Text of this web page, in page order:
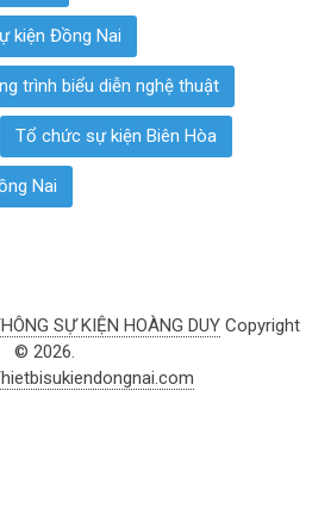
kiện Đồng Nai
trình biểu diễn nghệ thuật
Tổ chức sự kiện Biên Hòa
Nai
SỰ KIỆN HOÀNG DUYCopyright
© 2026.